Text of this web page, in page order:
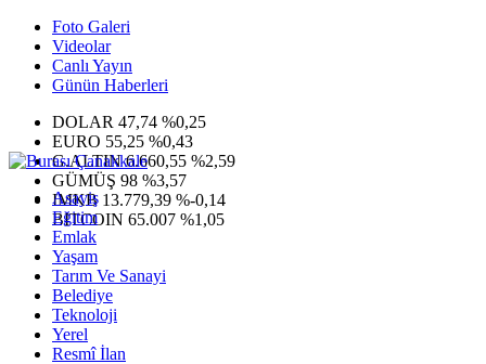
Foto Galeri
Videolar
Canlı Yayın
Günün Haberleri
DOLAR 47,74 %0,25
EURO 55,25 %0,43
G.ALTIN6.660,55 %2,59
GÜMÜŞ 98 %3,57
IMKB 13.779,39 %-0,14
BITCOIN 65.007 %1,05
Asayiş
Eğitim
Emlak
Yaşam
Tarım Ve Sanayi
Belediye
Teknoloji
Yerel
Resmî İlan